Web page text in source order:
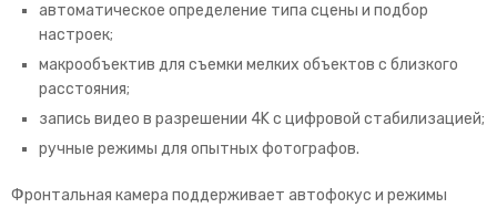
автоматическое определение типа сцены и подбор
настроек;
макрообъектив для съемки мелких объектов с близкого
расстояния;
запись видео в разрешении 4K с цифровой стабилизацией;
ручные режимы для опытных фотографов.
Фронтальная камера поддерживает автофокус и режимы